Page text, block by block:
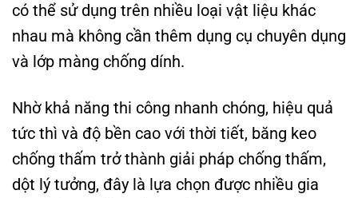
có thể sử dụng trên nhiều loại vật liệu khác
nhau mà không cần thêm dụng cụ chuyên dụng
và lớp màng chống dính.
Nhờ khả năng thi công nhanh chóng, hiệu quả
tức thì và độ bền cao với thời tiết, băng keo
chống thấm trở thành giải pháp chống thấm,
dột lý tưởng, đây là lựa chọn được nhiều gia